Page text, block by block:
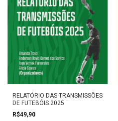
RELATÓRIO DAS TRANSMISSÕES
DE FUTEBÓIS 2025
R$49,90